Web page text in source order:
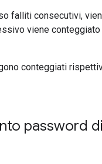
falliti consecutivi,
viene
conteggiati
password